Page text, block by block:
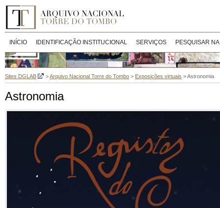
INÍCIO IDENTIFICAÇÃO INSTITUCIONAL SERVIÇOS PESQUISAR
Sites DGLAB >Arquivo Nacional Torre do Tombo > Exposições virtuais >Astronomia
Astronomia